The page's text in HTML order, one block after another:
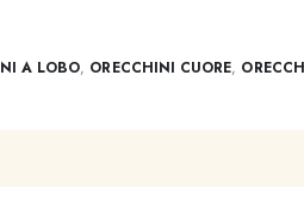
A LOBO, ORECCHINI CUORE,